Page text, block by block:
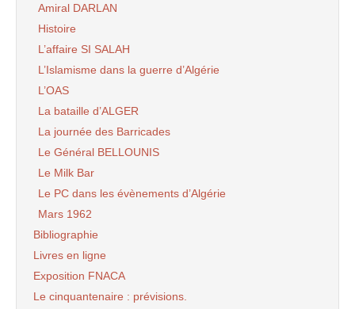
Amiral DARLAN
Histoire
L’affaire SI SALAH
L’Islamisme dans la guerre d’Algérie
L’OAS
La bataille d’ALGER
La journée des Barricades
Le Général BELLOUNIS
Le Milk Bar
Le PC dans les évènements d’Algérie
Mars 1962
Bibliographie
Livres en ligne
Exposition FNACA
Le cinquantenaire : prévisions.